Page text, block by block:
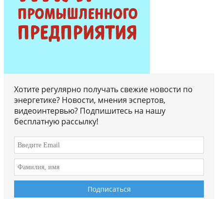
Хотите регулярно получать свежие новости по
энергетике? Новости, мнения эспертов,
видеоинтервью? Подпишитесь на нашу
бесплатную рассылку!